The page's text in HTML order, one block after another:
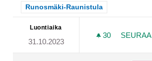
Rajaa tulokset teeman mukaan:
Runosmäki-Raunistula
Luontiaika
31.10.2023
30 30
SEURAA